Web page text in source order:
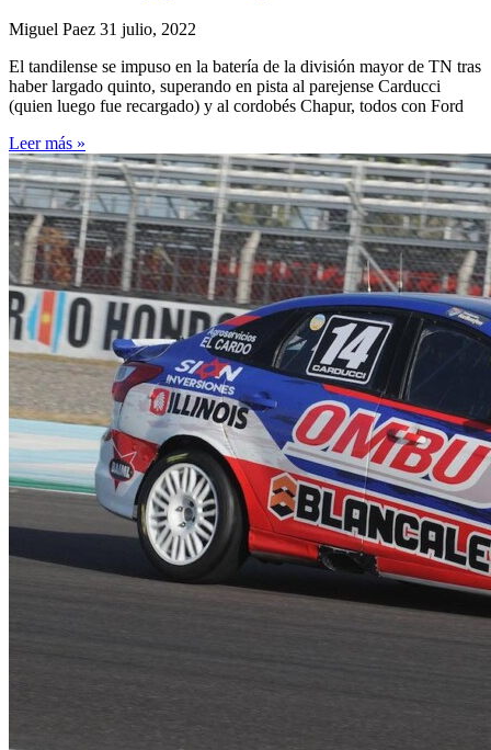
Miguel Paez 31 julio, 2022
El tandilense se impuso en la batería de la división mayor de TN tras
haber largado quinto, superando en pista al parejense Carducci
(quien luego fue recargado) y al cordobés Chapur, todos con Ford
Leer más »